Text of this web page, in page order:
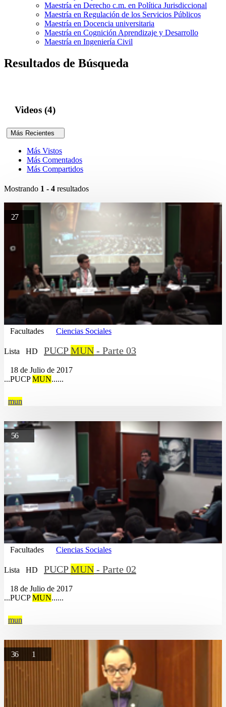
Maestría en Derecho c.m. en Política Jurisdiccional
Maestría en Regulación de los Servicios Públicos
Maestría en Docencia universitaria
Maestría en Cognición Aprendizaje y Desarrollo
Maestría en Ingeniería Civil
Resultados de Búsqueda
Videos (4)
Más Recientes
Más Vistos
Más Comentados
Más Compartidos
Mostrando 1 - 4 resultados
27
Facultades Ciencias Sociales
Lista HD PUCPMUN - Parte 03
18 de Julio de 2017
...PUCPMUN......
mun
56
Facultades Ciencias Sociales
Lista HD PUCPMUN - Parte 02
18 de Julio de 2017
...PUCPMUN......
mun
36 1